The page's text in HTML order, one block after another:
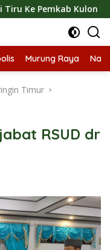
Kulon Progo
Murung Raya
Timur
RSUD dr